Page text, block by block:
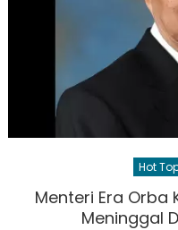
Hot
Menteri Era
Meninggal